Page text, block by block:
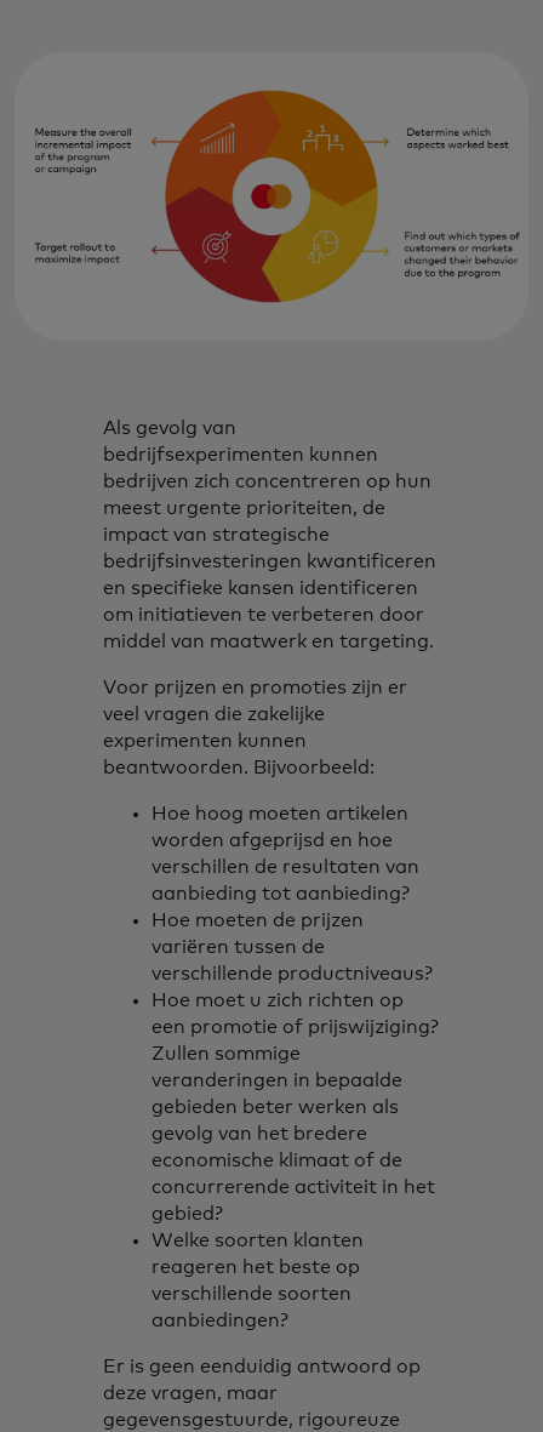
Als gevolg van
bedrijfsexperimenten kunnen
bedrijven zich concentreren op hun
meest urgente prioriteiten, de
impact van strategische
bedrijfsinvesteringen kwantificeren
en specifieke kansen identificeren
om initiatieven te verbeteren door
middel van maatwerk en targeting.
Voor prijzen en promoties zijn er
veel vragen die zakelijke
experimenten kunnen
beantwoorden. Bijvoorbeeld:
Hoe hoog moeten artikelen
worden afgeprijsd en hoe
verschillen de resultaten van
aanbieding tot aanbieding?
Hoe moeten de prijzen
variëren tussen de
verschillende productniveaus?
Hoe moet u zich richten op
een promotie of prijswijziging?
Zullen sommige
veranderingen in bepaalde
gebieden beter werken als
gevolg van het bredere
economische klimaat of de
concurrerende activiteit in het
gebied?
Welke soorten klanten
reageren het beste op
verschillende soorten
aanbiedingen?
Er is geen eenduidig antwoord op
deze vragen, maar
gegevensgestuurde, rigoureuze